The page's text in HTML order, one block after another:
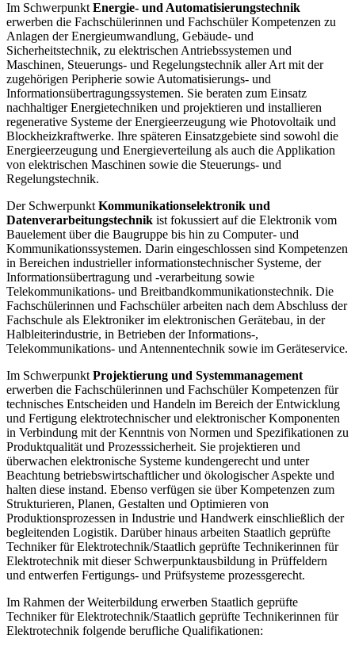
Im Schwerpunkt Energie- und Automatisierungstechnik
erwerben die Fachschülerin­nen und Fachschüler Kompetenzen zu
Anlagen der Energieumwandlung, Gebäude- und
Sicherheitstechnik, zu elektrischen Antriebssystemen und
Maschinen, Steuerungs- und Regelungstechnik aller Art mit der
zugehörigen Peripherie sowie Automatisierungs- und
Informationsübertragungssystemen. Sie beraten zum Einsatz
nachhaltiger Energietechniken und projektieren und installieren
regenera­tive Systeme der Energieerzeugung wie Photovoltaik und
Blockheizkraftwerke. Ihre späteren Einsatzgebiete sind sowohl die
Energieerzeugung und Energieverteilung als auch die Applikation
von elektrischen Maschinen sowie die Steuerungs- und
Regelungstechnik.
Der Schwerpunkt Kommunikationselektronik und
Datenverarbeitungstechnik ist fokussiert auf die Elektronik vom
Bauelement über die Baugruppe bis hin zu Computer- und
Kommunikationssystemen. Darin eingeschlossen sind Kompetenzen
in Bereichen industrieller informationstechnischer Systeme, der
Informationsübertragung und -verar­beitung sowie
Telekommunikations- und Breitbandkommunikationstechnik. Die
Fachschülerinnen und Fachschüler arbeiten nach dem Abschluss der
Fachschule als Elektroniker im elektronischen Gerätebau, in der
Halbleiterindustrie, in Betrieben der Informations-,
Telekommunikations- und Anten­nentechnik sowie im Geräteservice.
Im Schwerpunkt Projektierung und Systemmanagement
erwerben die Fachschüle­rinnen und Fachschüler Kompetenzen für
technisches Entscheiden und Handeln im Bereich der Entwicklung
und Fertigung elektrotechnischer und elektronischer Kompo­nenten
in Verbindung mit der Kenntnis von Normen und Spezifikationen zu
Produkt­qualität und Prozesssicherheit. Sie projektieren und
überwachen elektronische Systeme kundengerecht und unter
Beachtung betriebswirtschaftlicher und ökologischer Aspekte und
halten diese instand. Ebenso verfügen sie über Kompetenzen zum
Strukturieren, Planen, Gestalten und Optimieren von
Produktionsprozessen in Industrie und Handwerk einschließlich der
begleitenden Logistik. Darüber hinaus arbeiten Staatlich geprüfte
Techniker für Elektrotechnik/Staatlich geprüfte Technikerinnen für
Elektrotechnik mit dieser Schwerpunktausbildung in Prüffeldern
und entwerfen Fertigungs- und Prüfsysteme prozessgerecht.
Im Rahmen der Weiterbildung erwerben Staatlich geprüfte
Techniker für Elektrotechnik/Staatlich geprüfte Technikerinnen für
Elektrotechnik folgende berufliche Qualifikationen: